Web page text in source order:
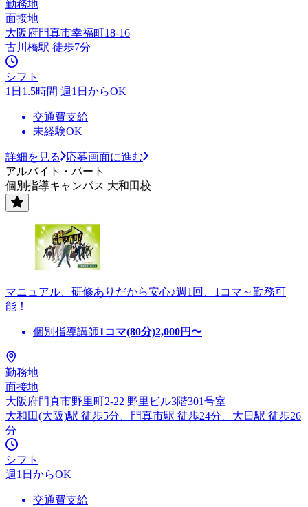
勤務地
面接地
大阪府門真市幸福町18-16
古川橋駅 徒歩7分
シフト
1日1.5時間 週1日からOK
交通費支給
未経験OK
詳細を見る
応募画面に進む
アルバイト・パート
個別指導キャンパス 大和田校
マニュアル、研修ありだから安心♪週1回、1コマ～勤務可
能！
個別指導講師1コマ(80分)2,000円〜
勤務地
面接地
大阪府門真市野里町2-22 野里ビル3階301号室
大和田(大阪)駅 徒歩5分、門真市駅 徒歩24分、大日駅 徒歩26
分
シフト
週1日からOK
交通費支給